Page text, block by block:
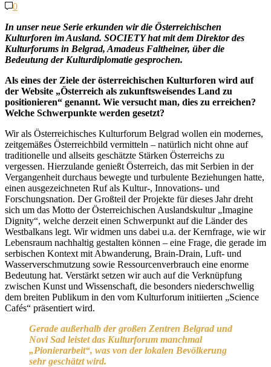
0
In unser neue Serie erkunden wir die Österreichischen
Kulturforen im Ausland. SOCIETY hat mit dem Direktor des
Kulturforums in Belgrad, Amadeus Faltheiner, über die
Bedeutung der Kulturdiplomatie gesprochen.
Als eines der Ziele der österreichischen Kulturforen wird auf
der Website „Österreich als zukunftsweisendes Land zu
positionieren“ genannt. Wie versucht man, dies zu erreichen?
Welche Schwerpunkte werden gesetzt?
Wir als Österreichisches Kulturforum Belgrad wollen ein modernes,
zeitgemäßes Österreichbild vermitteln – natürlich nicht ohne auf
traditionelle und allseits geschätzte Stärken Österreichs zu
vergessen. Hierzulande genießt Österreich, das mit Serbien in der
Vergangenheit durchaus bewegte und turbulente Beziehungen hatte,
einen ausgezeichneten Ruf als Kultur-, Innovations- und
Forschungsnation. Der Großteil der Projekte für dieses Jahr dreht
sich um das Motto der Österreichischen Auslandskultur „Imagine
Dignity“, welche derzeit einen Schwerpunkt auf die Länder des
Westbalkans legt. Wir widmen uns dabei u.a. der Kernfrage, wie wir
Lebensraum nachhaltig gestalten können – eine Frage, die gerade im
serbischen Kontext mit Abwanderung, Brain-Drain, Luft- und
Wasserverschmutzung sowie Ressourcenverbrauch eine enorme
Bedeutung hat. Verstärkt setzen wir auch auf die Verknüpfung
zwischen Kunst und Wissenschaft, die besonders niederschwellig
dem breiten Publikum in den vom Kulturforum initiierten „Science
Cafés“ präsentiert wird.
Gerade außerhalb der großen Zentren Belgrad und
Novi Sad leistet das Kulturforum manchmal
„Pionierarbeit“, was von der lokalen Bevölkerung
sehr geschätzt wird.